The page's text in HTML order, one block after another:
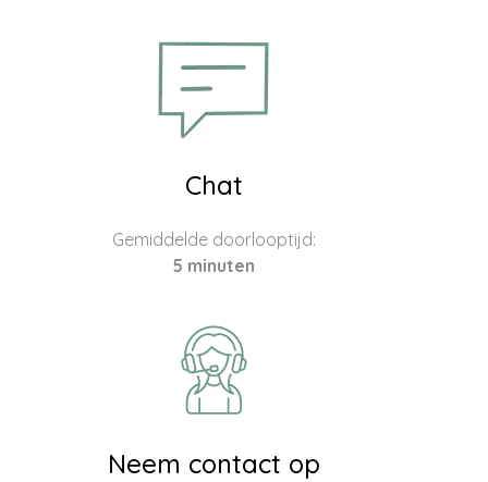
Chat
Gemiddelde doorlooptijd:
5 minuten
Neem contact op